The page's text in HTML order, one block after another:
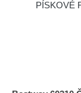
PÍSKOVÉ